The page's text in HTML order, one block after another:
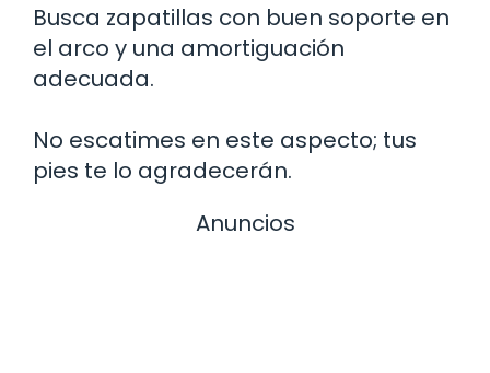
Busca zapatillas con buen soporte en
el arco y una amortiguación
adecuada.
No escatimes en este aspecto; tus
pies te lo agradecerán.
Anuncios